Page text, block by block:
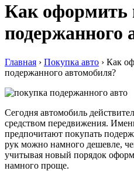
Как оформить
подержанного
Главная › Покупка авто › Как
подержанного автомобиля?
Сегодня автомобиль
средством передвижения.
предпочитают покупать
рук можно намного дешевле,
учитывая новый порядок
намного проще.